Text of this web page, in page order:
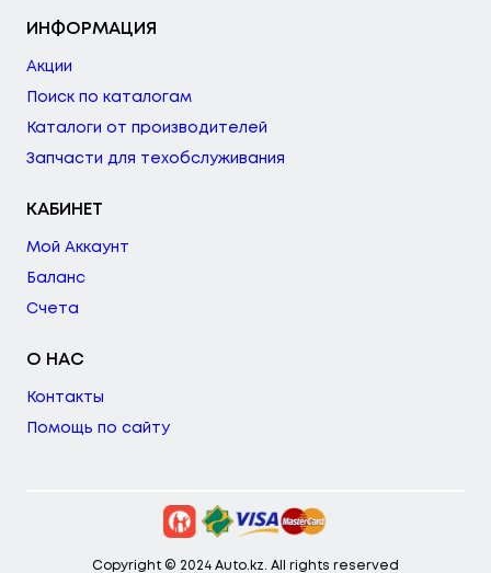
ИНФОРМАЦИЯ
Акции
Поиск по каталогам
Каталоги от производителей
Запчасти для техобслуживания
КАБИНЕТ
Мой Аккаунт
Баланс
Счета
О НАС
Контакты
Помощь по сайту
Copyright © 2024 Auto.kz. All rights reserved